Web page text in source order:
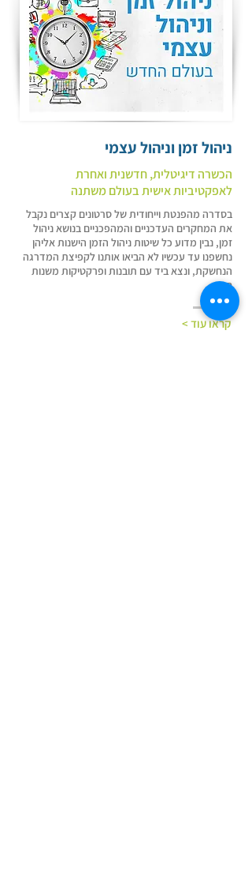
ניהול זמן וניהול עצמי
הכשרה דיגיטלית, חדשנית ואחרת
לאפקטיביות אישית בעולם משתנה
בסדרה מהפנטת וייחודית של סרטונים קצרים נקבל
את המחקרים העדכניים והמהפכניים בנושא ניהול
זמן, נבין מדוע כל שיטות ניהול הזמן הישנות אליהן
נחשפנו עד עכשיו לא הביאו אותנו לקפיצת המדרגה
הנחשקת, ונצא ביד עם תובנות ופרקטיקות משנות
חיים.
קראו עוד >